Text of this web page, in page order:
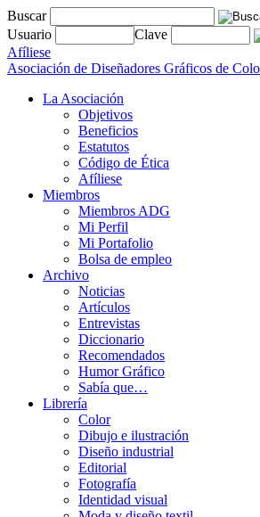
Buscar
Usuario
Clave
Afíliese
Asociación de Diseñadores Gráficos de
La Asociación
Objetivos
Beneficios
Estatutos
Código de Ética
Afíliese
Miembros
Miembros ADG
Mi Perfil
Mi Portafolio
Bolsa de empleo
Archivo
Noticias
Artículos
Entrevistas
Diccionario
Recomendados
Humor Gráfico
Sabía que…
Librería
Color
Dibujo e ilustración
Diseño industrial
Editorial
Fotografía
Identidad visual